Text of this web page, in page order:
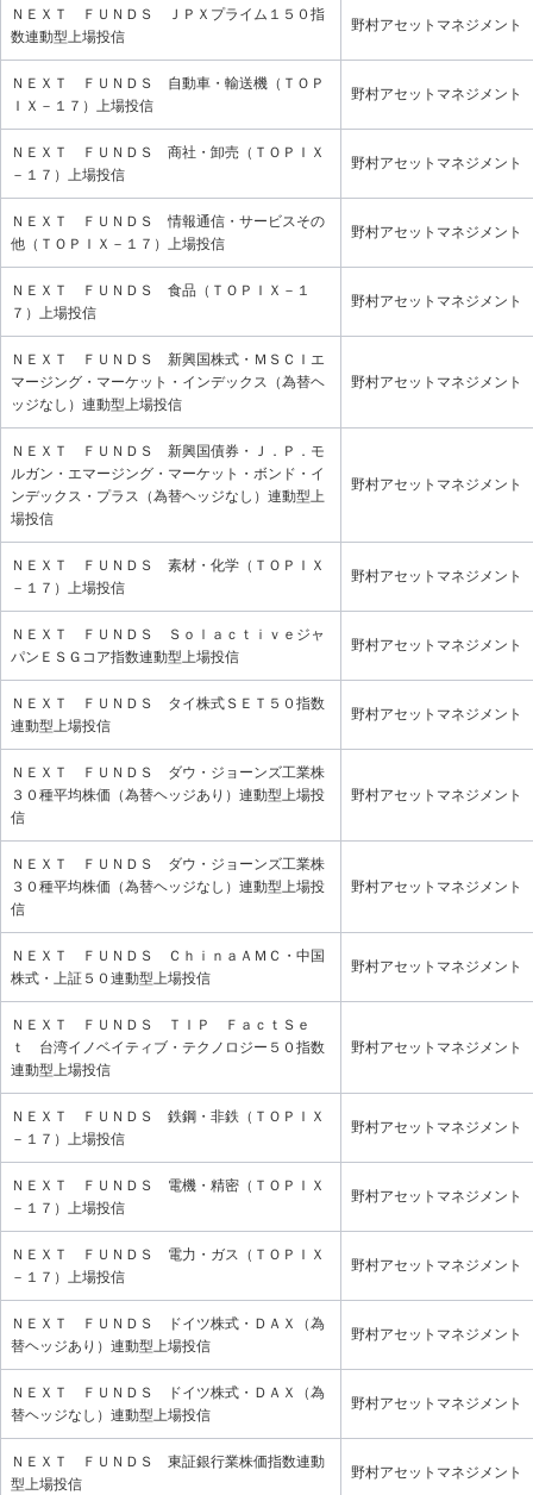
ＮＥＸＴ ＦＵＮＤＳ ＪＰＸプライム１５０指
数連動型上場投信
野村アセットマネジメント
ＮＥＸＴ ＦＵＮＤＳ 自動車・輸送機（ＴＯＰ
ＩＸ－１７）上場投信
野村アセットマネジメント
ＮＥＸＴ ＦＵＮＤＳ 商社・卸売（ＴＯＰＩＸ
－１７）上場投信
野村アセットマネジメント
ＮＥＸＴ ＦＵＮＤＳ 情報通信・サービスその
他（ＴＯＰＩＸ－１７）上場投信
野村アセットマネジメント
ＮＥＸＴ ＦＵＮＤＳ 食品（ＴＯＰＩＸ－１
７）上場投信
野村アセットマネジメント
ＮＥＸＴ ＦＵＮＤＳ 新興国株式・ＭＳＣＩエ
マージング・マーケット・インデックス（為替ヘ
ッジなし）連動型上場投信
野村アセットマネジメント
ＮＥＸＴ ＦＵＮＤＳ 新興国債券・Ｊ．Ｐ．モ
ルガン・エマージング・マーケット・ボンド・イ
ンデックス・プラス（為替ヘッジなし）連動型上
場投信
野村アセットマネジメント
ＮＥＸＴ ＦＵＮＤＳ 素材・化学（ＴＯＰＩＸ
－１７）上場投信
野村アセットマネジメント
ＮＥＸＴ ＦＵＮＤＳ Ｓｏｌａｃｔｉｖｅジャ
パンＥＳＧコア指数連動型上場投信
野村アセットマネジメント
ＮＥＸＴ ＦＵＮＤＳ タイ株式ＳＥＴ５０指数
連動型上場投信
野村アセットマネジメント
ＮＥＸＴ ＦＵＮＤＳ ダウ・ジョーンズ工業株
３０種平均株価（為替ヘッジあり）連動型上場投
信
野村アセットマネジメント
ＮＥＸＴ ＦＵＮＤＳ ダウ・ジョーンズ工業株
３０種平均株価（為替ヘッジなし）連動型上場投
信
野村アセットマネジメント
ＮＥＸＴ ＦＵＮＤＳ ＣｈｉｎａＡＭＣ・中国
株式・上証５０連動型上場投信
野村アセットマネジメント
ＮＥＸＴ ＦＵＮＤＳ ＴＩＰ ＦａｃｔＳｅ
ｔ 台湾イノベイティブ・テクノロジー５０指数
連動型上場投信
野村アセットマネジメント
ＮＥＸＴ ＦＵＮＤＳ 鉄鋼・非鉄（ＴＯＰＩＸ
－１７）上場投信
野村アセットマネジメント
ＮＥＸＴ ＦＵＮＤＳ 電機・精密（ＴＯＰＩＸ
－１７）上場投信
野村アセットマネジメント
ＮＥＸＴ ＦＵＮＤＳ 電力・ガス（ＴＯＰＩＸ
－１７）上場投信
野村アセットマネジメント
ＮＥＸＴ ＦＵＮＤＳ ドイツ株式・ＤＡＸ（為
替ヘッジあり）連動型上場投信
野村アセットマネジメント
ＮＥＸＴ ＦＵＮＤＳ ドイツ株式・ＤＡＸ（為
替ヘッジなし）連動型上場投信
野村アセットマネジメント
ＮＥＸＴ ＦＵＮＤＳ 東証銀行業株価指数連動
型上場投信
野村アセットマネジメント